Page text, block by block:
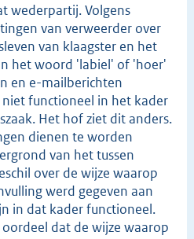
wederpartij. Volgens
van verweerder over
van klaagster en het
het woord 'labiel' of 'hoer'
en e-mailberichten
functioneel in het kader
Het hof ziet dit anders.
dienen te worden
van het tussen
over de wijze waarop
werd gegeven aan
in dat kader functioneel.
dat de wijze waarop